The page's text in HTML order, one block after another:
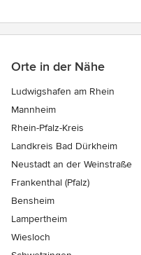
Orte in der Nähe
Ludwigshafen am Rhein
Mannheim
Rhein-Pfalz-Kreis
Landkreis Bad Dürkheim
Neustadt an der Weinstraße
Frankenthal (Pfalz)
Bensheim
Lampertheim
Wiesloch